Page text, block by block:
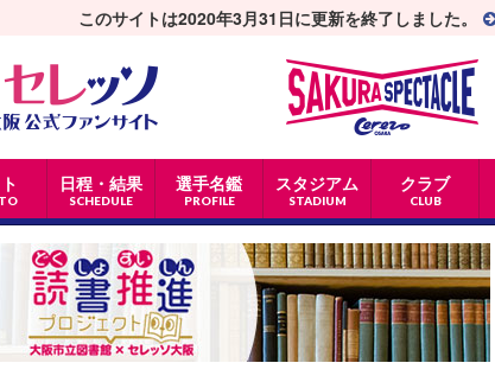
日程・結果
SCHEDULE
選手名鑑
PROFILE
スタジアム
STADIUM
クラブ
CLUB
このサイトは2020年3月31日に更新を終了しました。